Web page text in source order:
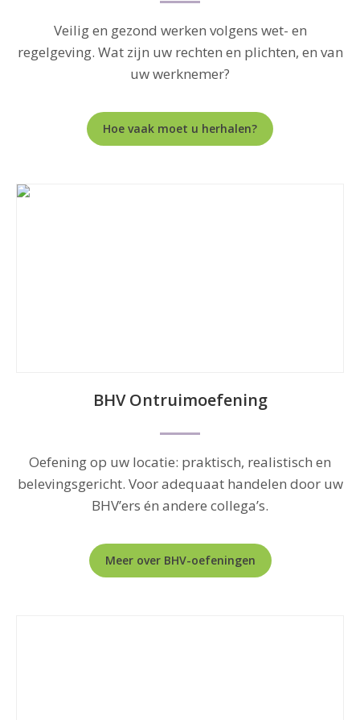
Veilig en gezond werken volgens wet- en
regelgeving. Wat zijn uw rechten en plichten, en van
uw werknemer?
Hoe vaak moet u herhalen?
BHV Ontruimoefening
Oefening op uw locatie: praktisch, realistisch en
belevingsgericht. Voor adequaat handelen door uw
BHV’ers én andere collega’s.
Meer over BHV-oefeningen